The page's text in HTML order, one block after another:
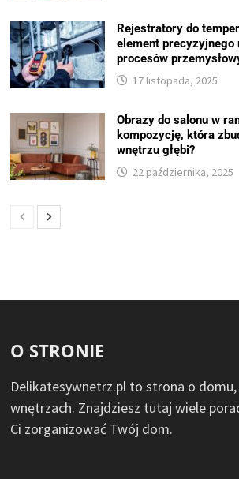
Rejestratory do
element precyzyjnego
procesów
17 listopada, 2025
Obrazy do salonu w
kompozycję, która
wnętrzu głębi?
22 października, 2025
O STRONIE
Delikatesywnetrz.pl to strona o
wnętrzach. Znajdziesz tutaj wiele
Ci zorganizować Twój dom.